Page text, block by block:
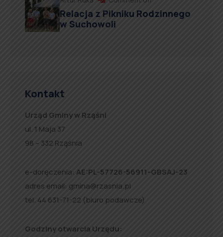
Relacja z Pikniku Rodzinnego
w Suchowoli
Kontakt
Urząd Gminy w Rząśni
ul. 1 Maja 37
98 – 332 Rząśnia
e-doręczenia: AE:PL-57726-56911-GBSAJ-23
adres email: gmina@rzasnia.pl
tel. 44 631-71-22 (biuro podawcze)
Godziny otwarcia Urzędu: